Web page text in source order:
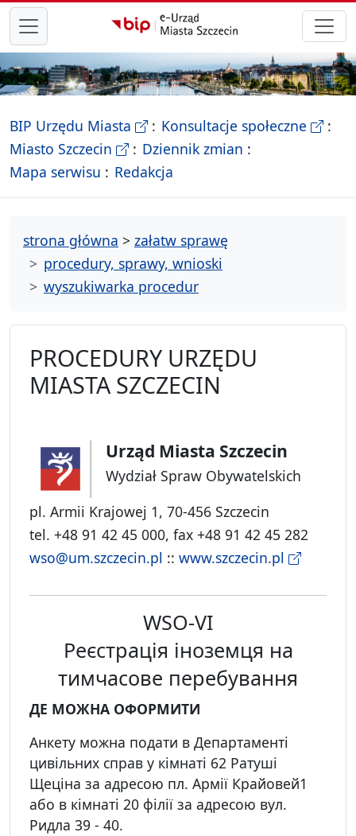
przejdź do głównego menu
BIP Urzędu Miasta - Biletyn Informacji Publicznej
Konsultacje społeczne-
Miasto Szczecin - Oficjalna strona Miasta Szczecin
Dziennik zmian
Mapa serwisu - drzewko rozdziałów
Redakcja
strona główna > załatw sprawę
procedury, sprawy, wnioski
wyszukiwarka procedur
PROCEDURY URZĘDU
MIASTA SZCZECIN
Urząd Miasta Szczecin
Wydział Spraw Obywatelskich
pl. Armii Krajowej 1, 70-456 Szczecin
tel. +48 91 42 45 000, fax +48 91 42 45 282
wso@um.szczecin.pl :: www.szczecin.pl
WSO-VI
Реєстрація іноземця на
тимчасове перебування
ДЕ МОЖНА ОФОРМИТИ
Анкету можна подати в Департаменті
цивільних справ у кімнаті 62 Ратуші
Щеціна за адресою пл. Армії Крайовей1
або в кімнаті 20 філії за адресою вул.
Ридла 39 - 40.